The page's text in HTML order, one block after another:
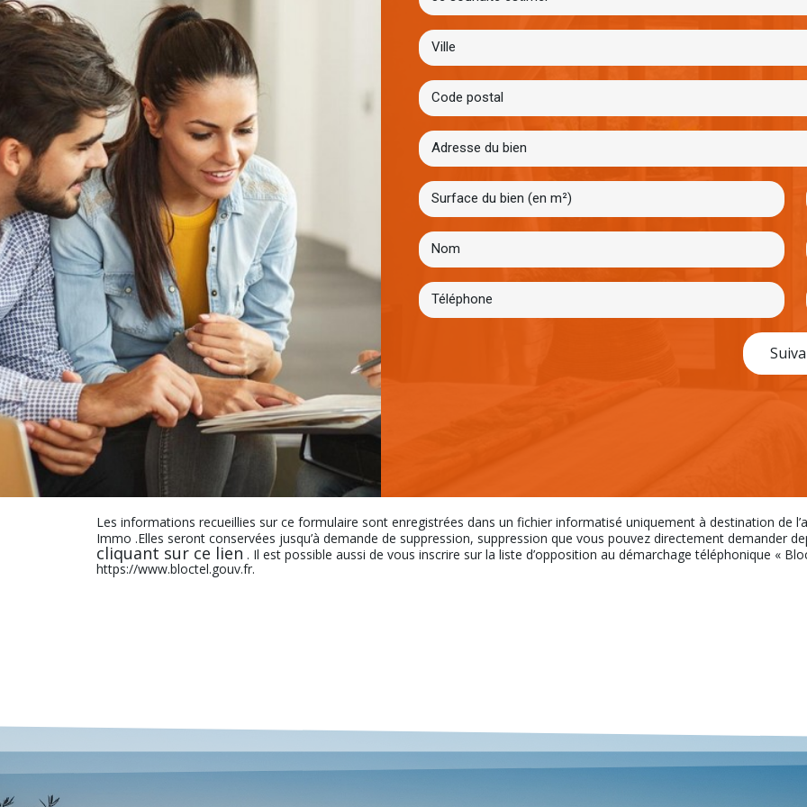
Les informations recueillies sur ce formulaire sont enregistrées dans un fichier informatisé uniquement à destination de
Immo .Elles seront conservées jusqu’à demande de suppression, suppression que vous pouvez directement demander
cliquant sur ce lien . Il est possible aussi de vous inscrire sur la liste d’opposition au démarchage téléphonique «
https://www.bloctel.gouv.fr.